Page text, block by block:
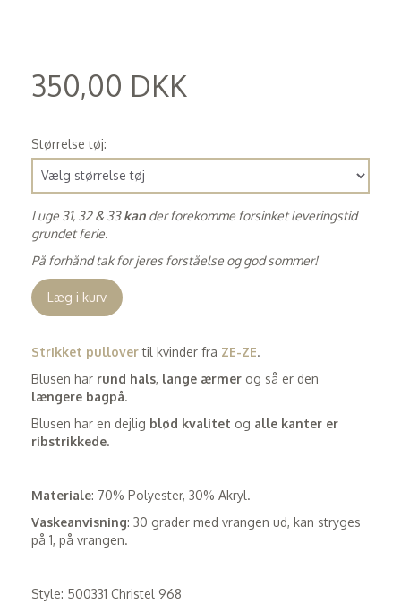
350,00 DKK
Størrelse tøj:
I uge 31, 32 & 33kan der forekomme forsinket leveringstid
grundet ferie.
På forhånd tak for jeres forståelse og god sommer!
Læg i kurv
Strikket pullover til kvinder fra ZE-ZE.
Blusen har rund hals, lange ærmer og så er den
længere bagpå.
Blusen har en dejlig blød kvalitet og alle kanter er
ribstrikkede.
Materiale: 70% Polyester, 30% Akryl.
Vaskeanvisning: 30 grader med vrangen ud, kan stryges
på 1, på vrangen.
Style: 500331 Christel 968